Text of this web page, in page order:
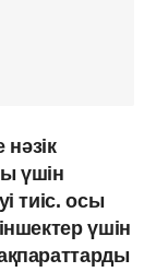
үшін
тиіс. осы
үшін